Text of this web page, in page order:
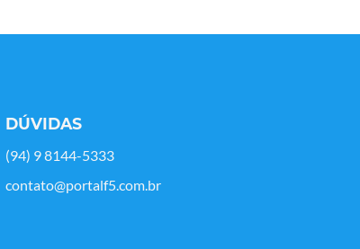
DÚVIDAS
(94) 9 8144-5333
contato@portalf5.com.br